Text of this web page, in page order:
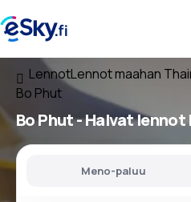
LennotLennot maahan
Bo Phut
Bo Phut - Halvat
Meno-paluu